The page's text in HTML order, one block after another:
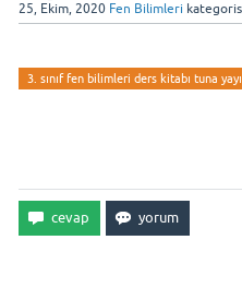
25, Ekim, 2020 Fen Bilimleri
3. sınıf fen bilimleri ders kitabı tuna